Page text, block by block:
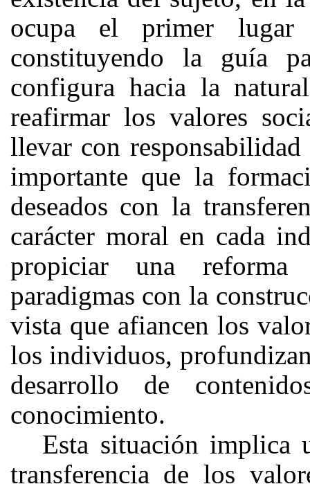
ocupa el primer lugar
constituyendo la guía
configura hacia la
reafirmar los valores
llevar con responsabilidad
importante que la
deseados con la
carácter moral en cada
propiciar una reforma
paradigmas con la
vista que afiancen los
los individuos,
desarrollo de
conocimiento.
Esta situación implica
transferencia de los